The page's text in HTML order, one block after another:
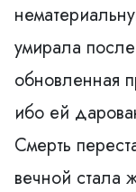
умирала
обновленная
ибо ей
Смерть
вечной стала